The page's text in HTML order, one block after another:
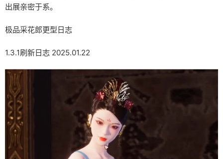
出展亲密于系。
极品采花郎更型日志
1.3.1刷新日志 2025.01.22